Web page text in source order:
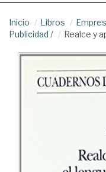
Inicio Libros
Publicidad / Realce y